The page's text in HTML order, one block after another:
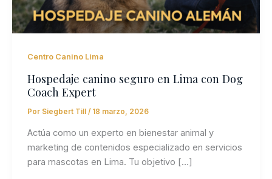
Centro Canino Lima
Hospedaje canino seguro en Lima con Dog
Coach Expert
Por Siegbert Till / 18 marzo, 2026
Actúa como un experto en bienestar animal y
marketing de contenidos especializado en servicios
para mascotas en Lima. Tu objetivo […]